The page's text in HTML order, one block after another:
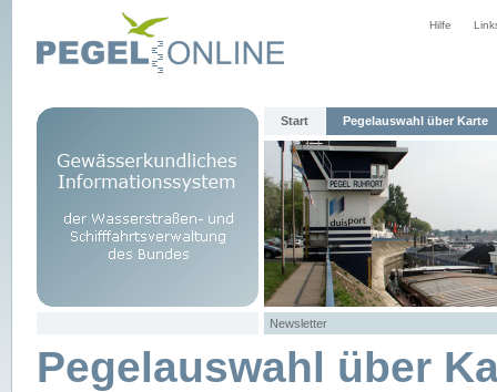
Hilfe
Start Pegelauswahl über Karte
Newsletter
Pegelauswahl über